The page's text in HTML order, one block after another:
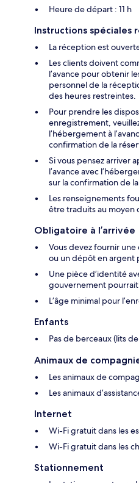
Heure de départ : 11 h
Instructions spéciales
La réception est
Les clients doivent
l’avance pour obtenir
personnel de la
des heures restreintes.
Pour prendre les
enregistrement,
l’hébergement à
confirmation de la
Si vous pensez arriver
l’avance avec
sur la confirmation de
Les renseignements
être traduits au moyen
Obligatoire à l’arrivée
Vous devez fournir
ou un dépôt en argent
Une pièce d’identité
gouvernement
L’âge minimal pour
Enfants
Pas de berceaux (lits
Animaux de
Les animaux de
Les animaux
Internet
Wi-Fi gratuit dans les
Wi-Fi gratuit dans les
Stationnement